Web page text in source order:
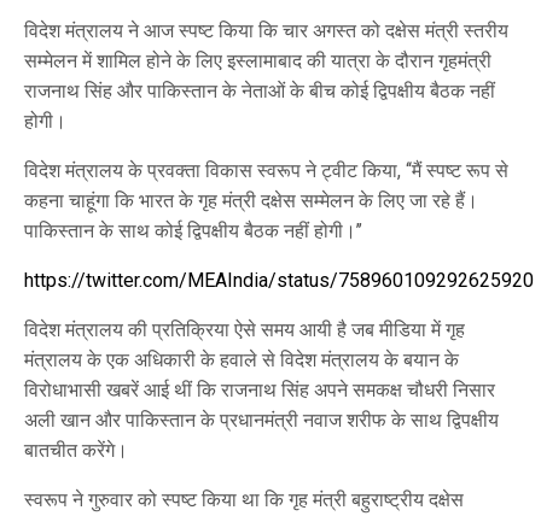
विदेश मंत्रालय ने आज स्पष्ट किया कि चार अगस्त को दक्षेस मंत्री स्तरीय
सम्मेलन में शामिल होने के लिए इस्लामाबाद की यात्रा के दौरान गृहमंत्री
राजनाथ सिंह और पाकिस्तान के नेताओं के बीच कोई द्विपक्षीय बैठक नहीं
होगी।
विदेश मंत्रालय के प्रवक्ता विकास स्वरूप ने ट्वीट किया, ‘‘मैं स्पष्ट रूप से
कहना चाहूंगा कि भारत के गृह मंत्री दक्षेस सम्मेलन के लिए जा रहे हैं।
पाकिस्तान के साथ कोई द्विपक्षीय बैठक नहीं होगी।’’
https://twitter.com/MEAIndia/status/758960109292625920
विदेश मंत्रालय की प्रतिक्रिया ऐसे समय आयी है जब मीडिया में गृह
मंत्रालय के एक अधिकारी के हवाले से विदेश मंत्रालय के बयान के
विरोधाभासी खबरें आई थीं कि राजनाथ सिंह अपने समकक्ष चौधरी निसार
अली खान और पाकिस्तान के प्रधानमंत्री नवाज शरीफ के साथ द्विपक्षीय
बातचीत करेंगे।
स्वरूप ने गुरुवार को स्पष्ट किया था कि गृह मंत्री बहुराष्ट्रीय दक्षेस